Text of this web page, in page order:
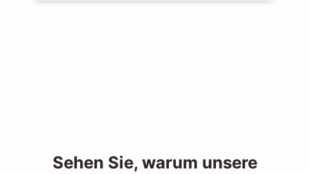
Sehen Sie, warum unsere